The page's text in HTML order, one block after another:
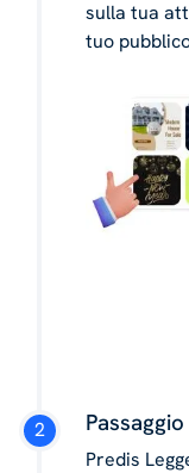
sulla tua
tuo
Predis